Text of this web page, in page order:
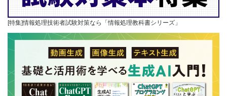
[特集]情報処理技術者試験対策なら「情報処理教科書シリーズ」